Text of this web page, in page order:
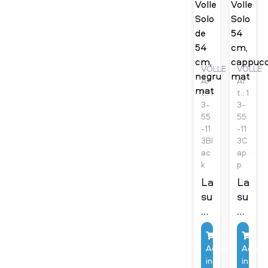
VOLLE
Ar
t.: 1
3-
55
-11
3Bl
ac
k
Lavoar
suspendat
Volle
Solo
de
54
Adaugă
in
VOLLE
Ar
t.: 1
3-
55
-11
3C
ap
p
Volle
Solo
54
cm,
in